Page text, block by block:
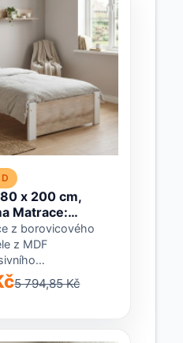
x 200 cm,
Matrace:
20 cm,
z borovicového
z MDF
délka:
5 794,85 Kč